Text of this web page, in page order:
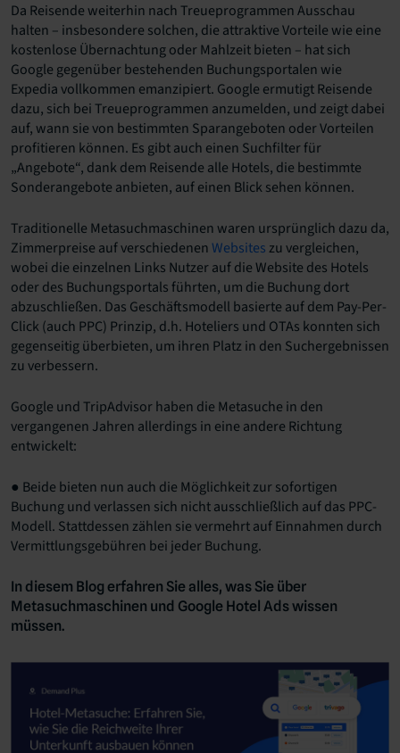
Da Reisende weiterhin nach Treueprogrammen Ausschau
halten – insbesondere solchen, die attraktive Vorteile wie eine
kostenlose Übernachtung oder Mahlzeit bieten – hat sich
Google gegenüber bestehenden Buchungsportalen wie
Expedia vollkommen emanzipiert. Google ermutigt Reisende
dazu, sich bei Treueprogrammen anzumelden, und zeigt dabei
auf, wann sie von bestimmten Sparangeboten oder Vorteilen
profitieren können. Es gibt auch einen Suchfilter für
„Angebote“, dank dem Reisende alle Hotels, die bestimmte
Sonderangebote anbieten, auf einen Blick sehen können.
Traditionelle Metasuchmaschinen waren ursprünglich dazu da,
Zimmerpreise auf verschiedenenWebsiteszu vergleichen,
wobei die einzelnen Links Nutzer auf die Website des Hotels
oder des Buchungsportals führten, um die Buchung dort
abzuschließen. Das Geschäftsmodell basierte auf dem Pay-Per-
Click (auch PPC) Prinzip, d.h. Hoteliers und OTAs konnten sich
gegenseitig überbieten, um ihren Platz in den Suchergebnissen
zu verbessern.
Google und TripAdvisor haben die Metasuche in den
vergangenen Jahren allerdings in eine andere Richtung
entwickelt:
● Beide bieten nun auch die Möglichkeit zur sofortigen
Buchung und verlassen sich nicht ausschließlich auf das PPC-
Modell. Stattdessen zählen sie vermehrt auf Einnahmen durch
Vermittlungsgebühren bei jeder Buchung.
In diesem Blog erfahren Sie alles, was Sie über
Metasuchmaschinen und Google Hotel Ads wissen
müssen.